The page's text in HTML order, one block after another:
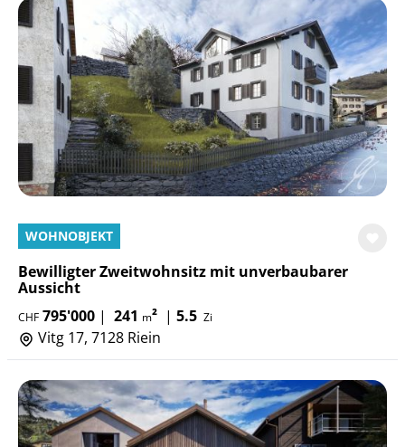
WOHNOBJEKT
Bewilligter Zweitwohnsitz mit unverbaubarer
Aussicht
CHF 795'000 | 241 m² | 5.5 Zi
Vitg 17, 7128 Riein